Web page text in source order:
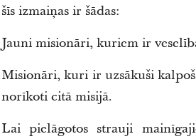
šīs izmaiņas ir šādas:
Jauni misionāri, kuriem ir
Misionāri, kuri ir uzsākuši
norīkoti citā misijā.
Lai pielāgotos strauji